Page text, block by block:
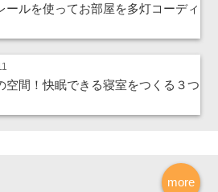
ールを使ってお部屋を多灯コーディ
空間！快眠できる寝室をつくる３つ
more